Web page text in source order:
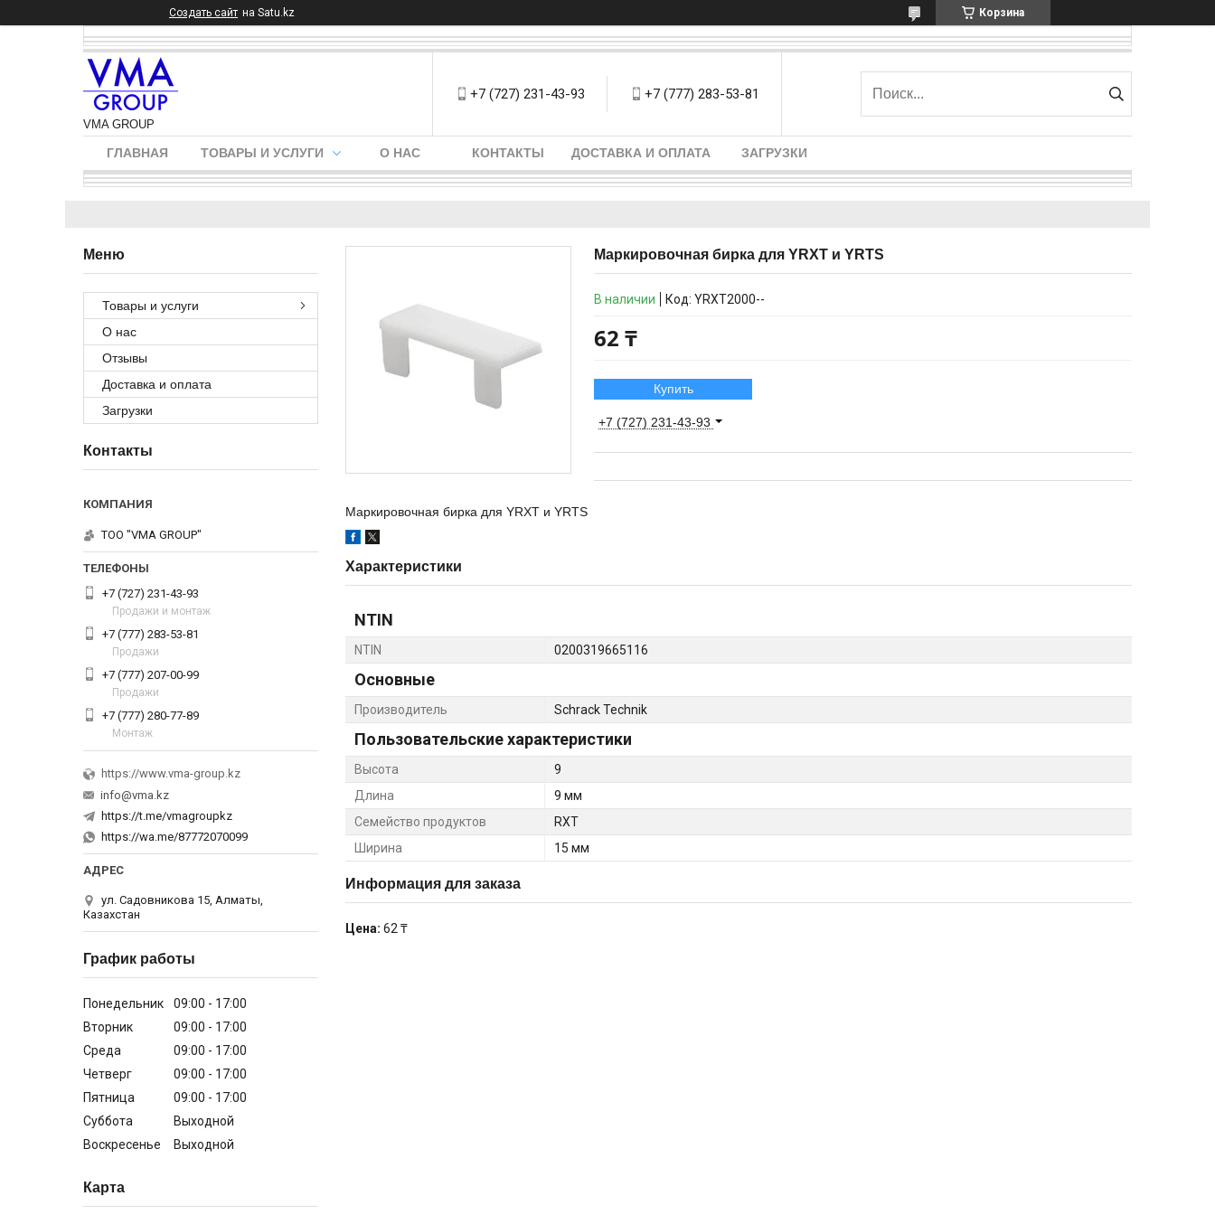
Создать сайт на Satu.kz Корзина
VMA GROUP
+7 (727) 231-43-93 +7 (777) 283-53-81
ГЛАВНАЯ ТОВАРЫ И УСЛУГИ О НАС КОНТАКТЫ ДОСТАВКА И ОПЛАТА ЗАГРУЗКИ
Маркировочная бирка для YRXT и YRTS
В наличии Код: YRXT2000--
62 ₸
Купить
+7 (727) 231-43-93
Маркировочная бирка для YRXT и YRTS
Характеристики
NTIN
NTIN 0200319665116
Основные
Производитель Schrack Technik
Пользовательские характеристики
Высота
9
Длина
9 мм
Семейство продуктов
RXT
Ширина
15 мм
Информация для заказа
Цена: 62 ₸
Товары и услуги
О нас
Отзывы
Доставка и оплата
Загрузки
Контакты
ТОО "VMA GROUP"
+7 (727) 231-43-93
Продажи и монтаж
+7 (777) 283-53-81
Продажи
+7 (777) 207-00-99
Продажи
+7 (777) 280-77-89
Монтаж
https://www.vma-group.kz
info@vma.kz
https://t.me/vmagroupkz
https://wa.me/87772070099
ул. Садовникова 15, Алматы,
Казахстан
График работы
Понедельник 09:00
17:00
Вторник
09:00
17:00
Среда
09:00
17:00
Четверг
09:00
17:00
Пятница
09:00
17:00
Суббота
Выходной
Воскресенье
Выходной
Карта